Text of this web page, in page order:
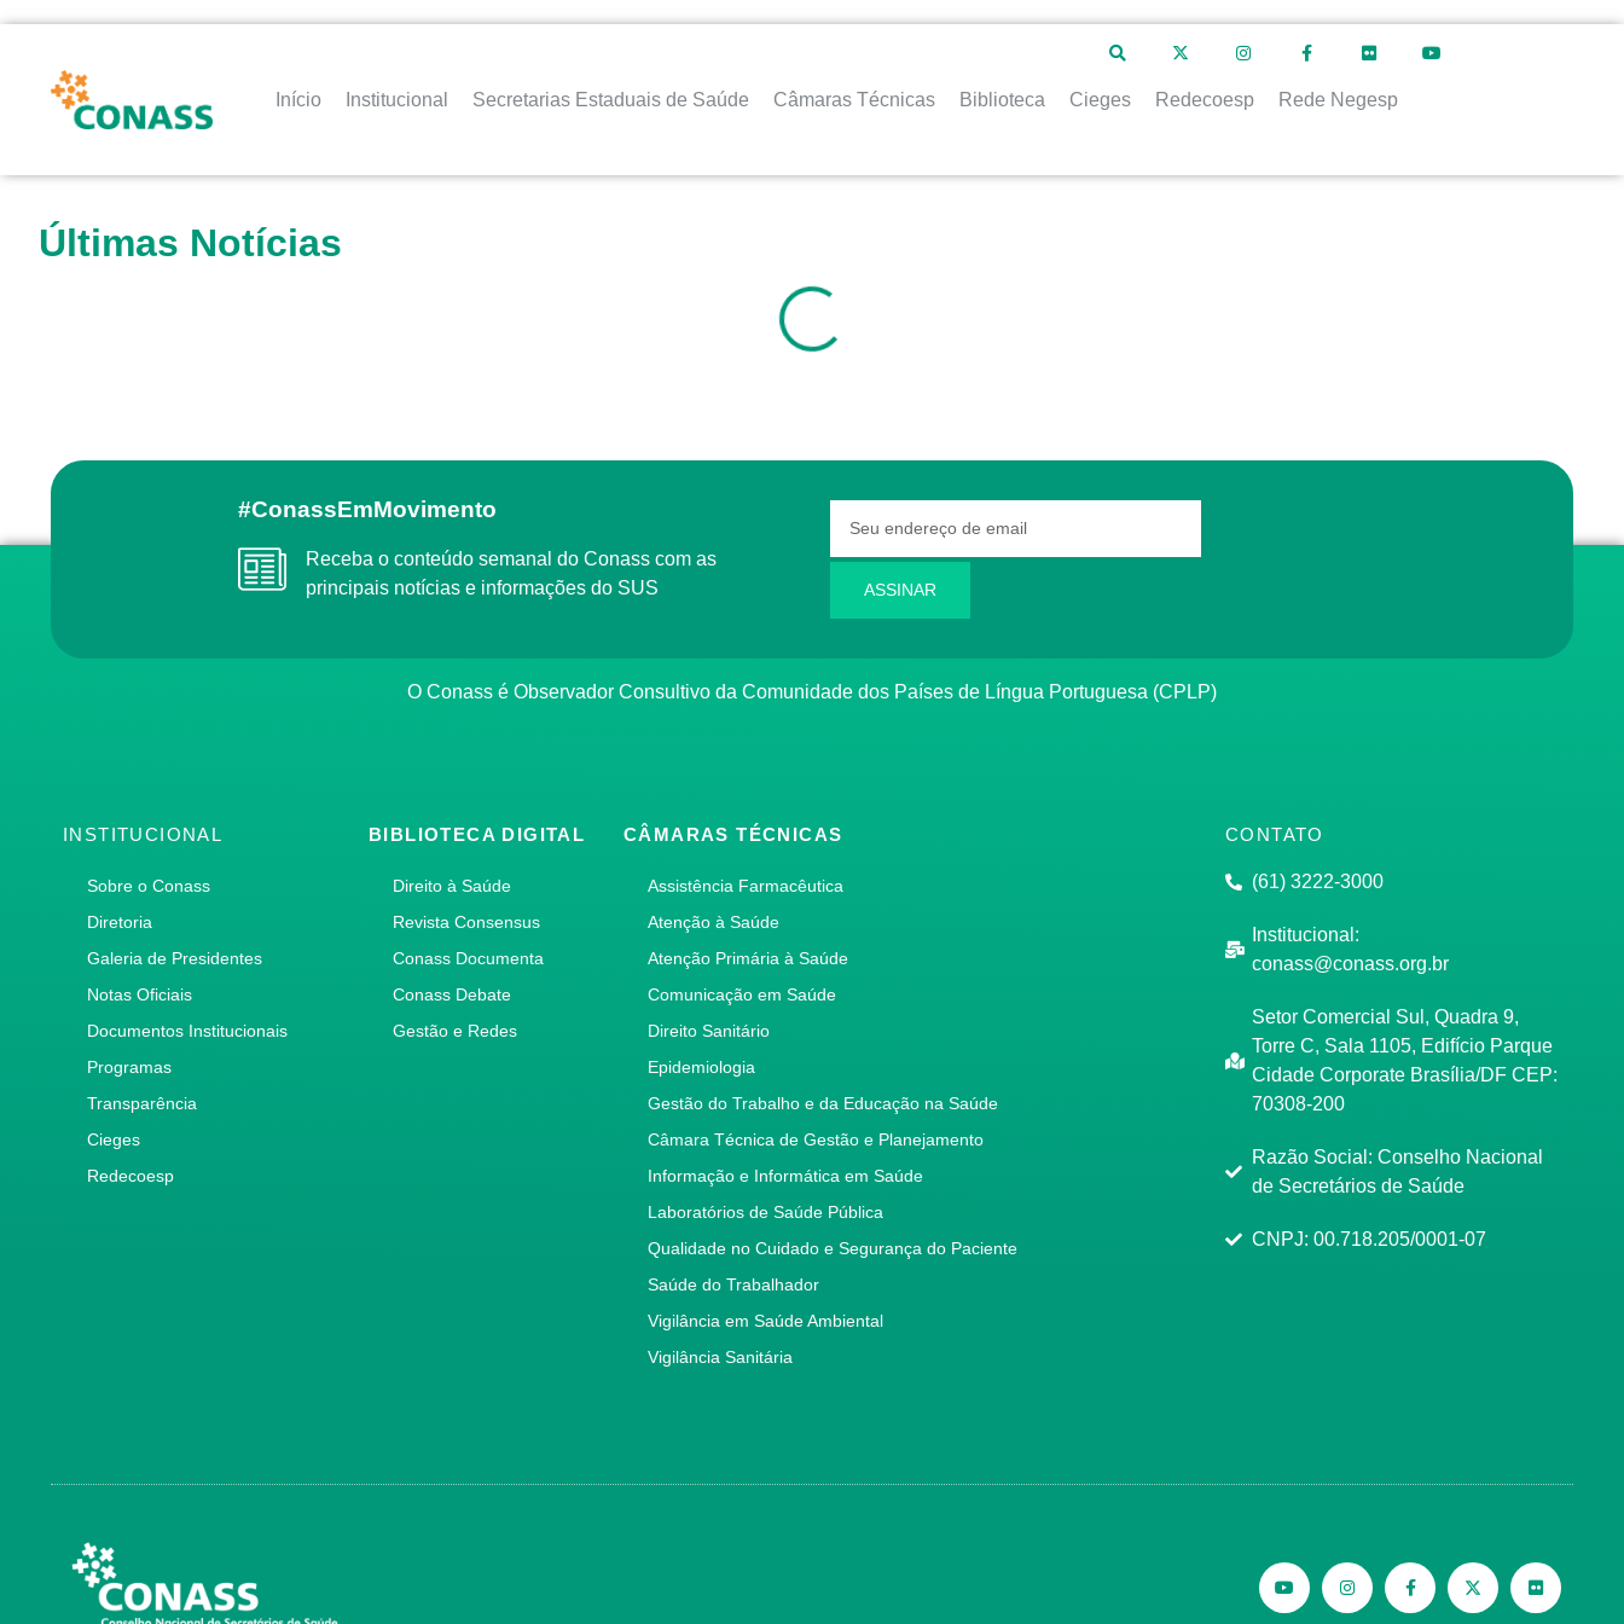
Início Institucional Secretarias Estaduais de Saúde Câmaras Técnicas Biblioteca Cieges Redecoesp Rede Negesp
Últimas Notícias
#ConassEmMovimento
Receba o conteúdo semanal do Conass com as
principais notícias e informações do SUS
ASSINAR
O Conass é Observador Consultivo da Comunidade dos Países de Língua Portuguesa (CPLP)
INSTITUCIONAL
Sobre o Conass
Diretoria
Galeria de Presidentes
Notas Oficiais
Documentos Institucionais
Programas
Transparência
Cieges
Redecoesp
BIBLIOTECA DIGITAL
Direito à Saúde
Revista Consensus
Conass Documenta
Conass Debate
Gestão e Redes
CÂMARAS TÉCNICAS
Assistência Farmacêutica
Atenção à Saúde
Atenção Primária à Saúde
Comunicação em Saúde
Direito Sanitário
Epidemiologia
Gestão do Trabalho e da Educação na Saúde
Câmara Técnica de Gestão e Planejamento
Informação e Informática em Saúde
Laboratórios de Saúde Pública
Qualidade no Cuidado e Segurança do Paciente
Saúde do Trabalhador
Vigilância em Saúde Ambiental
Vigilância Sanitária
CONTATO
(61) 3222-3000
Institucional:
conass@conass.org.br
Setor Comercial Sul, Quadra 9,
Torre C, Sala 1105, Edifício Parque
Cidade Corporate Brasília/DF CEP:
70308-200
Razão Social: Conselho Nacional
de Secretários de Saúde
CNPJ: 00.718.205/0001-07